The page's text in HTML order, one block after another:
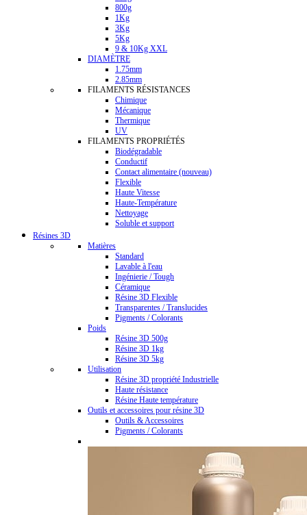
800g
1Kg
3Kg
5Kg
9 & 10Kg XXL
DIAMÈTRE
1.75mm
2.85mm
FILAMENTS RÉSISTANCES
Chimique
Mécanique
Thermique
UV
FILAMENTS PROPRIÉTÉS
Biodégradable
Conductif
Contact alimentaire (nouveau)
Flexible
Haute Vitesse
Haute-Température
Nettoyage
Soluble et support
Résines 3D
Matières
Standard
Lavable à l'eau
Ingénierie / Tough
Céramique
Résine 3D Flexible
Transparentes / Translucides
Pigments / Colorants
Poids
Résine 3D 500g
Résine 3D 1kg
Résine 3D 5kg
Utilisation
Résine 3D propriété Industrielle
Haute résistance
Résine Haute température
Outils et accessoires pour résine 3D
Outils & Accessoires
Pigments / Colorants